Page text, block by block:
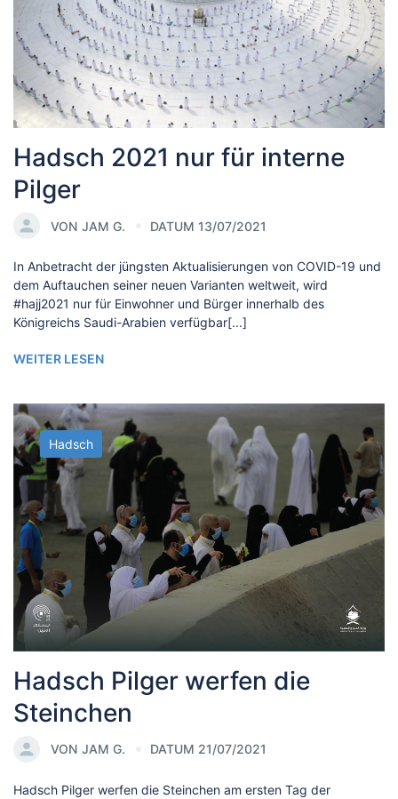
Hadsch 2021 nur für interne
Pilger
VON JAM G. DATUM 13/07/2021
In Anbetracht der jüngsten Aktualisierungen von COVID-19 und
dem Auftauchen seiner neuen Varianten weltweit, wird
#hajj2021 nur für Einwohner und Bürger innerhalb des
Königreichs Saudi-Arabien verfügbar[...]
WEITER LESEN
Hadsch
Hadsch Pilger werfen die
Steinchen
VON JAM G. DATUM 21/07/2021
Hadsch Pilger werfen die Steinchen am ersten Tag der